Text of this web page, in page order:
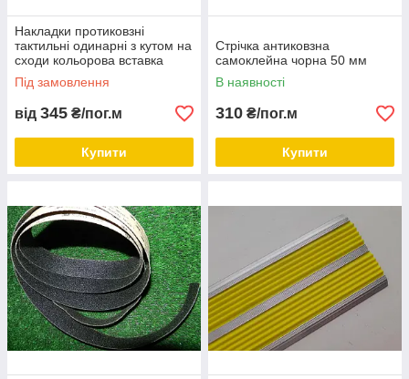
Накладки протиковзні
тактильні одинарні з кутом на
сходи кольорова вставка
Під замовлення
від 345 ₴/пог.м
Купити
Стрічка антиковзна
самоклейна чорна 50 мм
В наявності
310 ₴/пог.м
Купити